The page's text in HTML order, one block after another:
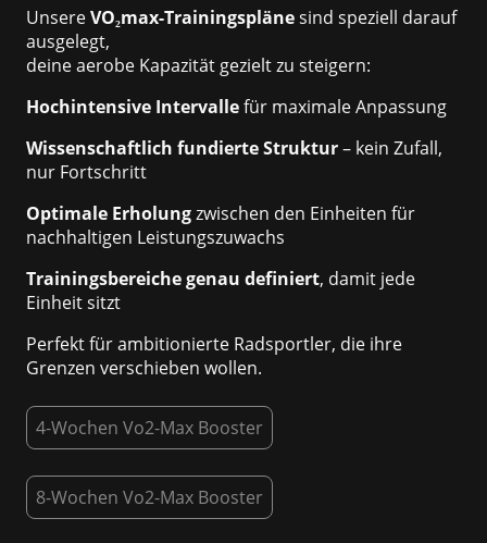
UnsereVO₂max-Trainingsplänesind speziell darauf
ausgelegt,
deine aerobe Kapazität gezielt zu steigern:
Hochintensive Intervallefür maximale Anpassung
Wissenschaftlich fundierte Struktur– kein Zufall,
nur Fortschritt
Optimale Erholungzwischen den Einheiten für
nachhaltigen Leistungszuwachs
Trainingsbereiche genau definiert, damit jede
Einheit sitzt
Perfekt für ambitionierte Radsportler, die ihre
Grenzen verschieben wollen.
4-Wochen Vo2-Max Booster
8-Wochen Vo2-Max Booster